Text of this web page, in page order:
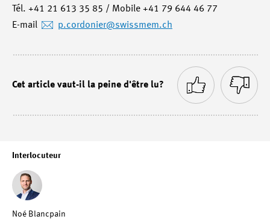
Interlocuteur
Noé Blancpain
Tél. +41 21 613 35 85 / Mobile +41 79 644 46 77
E-mail
p.cordonier@swissmem.ch
Cet article vaut-il la peine d'être lu?